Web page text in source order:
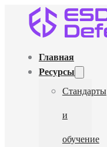
Главная
Ресурсы
Стандарты
и
обучение